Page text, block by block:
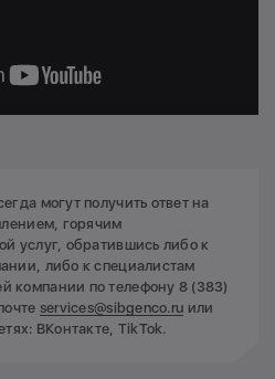
могут получить ответ на
горячим
услуг, обратившись либо к
либо к специалистам
компании по телефону 8 (383)
services@sibgenco.ru или
ВКонтакте, TikTok.